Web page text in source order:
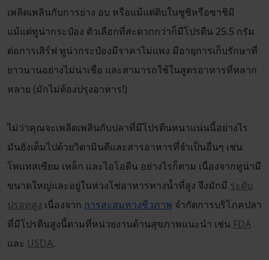
เพลิดเพลินกับการย่าง อบ หรือแม้แต่ดิบในซูชิหรือซาชิมิ
แม้แต่ทูน่ากระป๋อง ตัวเลือกที่สะดวกกว่าก็มีโปรตีน 25.5 กรัม
ต่อการเสิร์ฟ ทูน่ากระป๋องมีราคาไม่แพง มีอายุการเก็บรักษาที่
ยาวนานอย่างไม่น่าเชื่อ และสามารถใช้ในสูตรอาหารที่หลาก
หลาย (มักไม่ต้องปรุงอาหาร!)
ไม่ว่าคุณจะเพลิดเพลินกับปลาที่มีโปรตีนหนาแน่นนี้อย่างไร
มันยังเต็มไปด้วยวิตามินดีและสารอาหารที่จำเป็นอื่นๆ เช่น
โพแทสเซียม เหล็ก และไอโอดีน อย่างไรก็ตาม เนื่องจากทูน่ามี
ขนาดใหญ่และอยู่ในห่วงโซ่อาหารทางน้ำที่สูง จึงมักมี ระดับ
ปรอทสูง เนื่องจาก การสะสมทางชีวภาพ จำกัดการบริโภคปลา
ที่มีโปรตีนสูงนี้ตามที่หน่วยงานด้านสุขภาพแนะนำ เช่น FDA
และ USDA.